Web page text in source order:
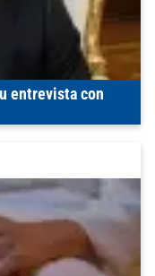
entrevista con